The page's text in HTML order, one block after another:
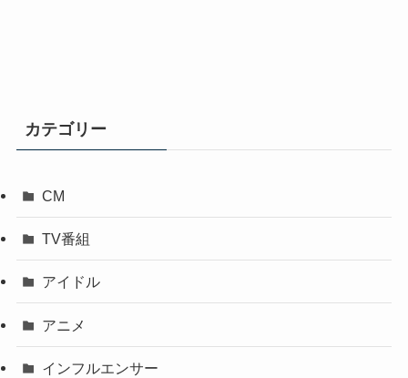
カテゴリー
CM
TV番組
アイドル
アニメ
インフルエンサー